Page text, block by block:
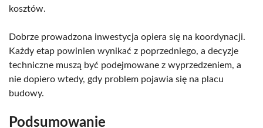
kosztów.
Dobrze prowadzona inwestycja opiera się na koordynacji.
Każdy etap powinien wynikać z poprzedniego, a decyzje
techniczne muszą być podejmowane z wyprzedzeniem, a
nie dopiero wtedy, gdy problem pojawia się na placu
budowy.
Podsumowanie